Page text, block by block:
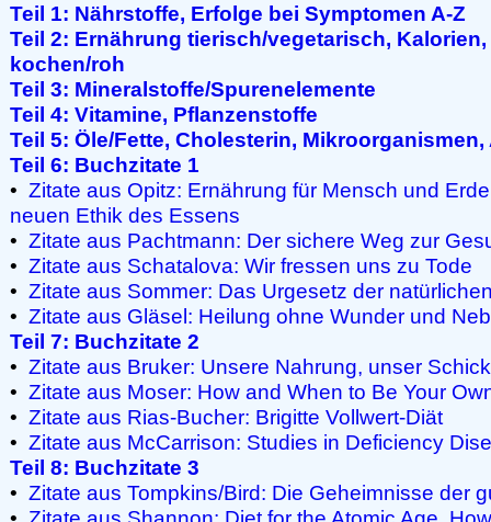
Teil 1: Nährstoffe, Erfolge bei Symptomen A-Z
Teil 2: Ernährung tierisch/vegetarisch,
kochen/roh
Teil 3: Mineralstoffe/Spurenelemente
Teil 4: Vitamine, Pflanzenstoffe
Teil 5: Öle/Fette, Cholesterin,
Teil 6: Buchzitate 1
• Zitate aus Opitz: Ernährung für Mensch und
neuen Ethik des Essens
• Zitate aus Pachtmann: Der sichere Weg zur
• Zitate aus Schatalova: Wir fressen uns zu Tode
• Zitate aus Sommer: Das Urgesetz der
• Zitate aus Gläsel: Heilung ohne Wunder und
Teil 7: Buchzitate 2
• Zitate aus Bruker: Unsere Nahrung, unser
• Zitate aus Moser: How and When to Be Your
• Zitate aus Rias-Bucher: Brigitte Vollwert-Diät
• Zitate aus McCarrison: Studies in Deficiency
Teil 8: Buchzitate 3
• Zitate aus Tompkins/Bird: Die Geheimnisse der